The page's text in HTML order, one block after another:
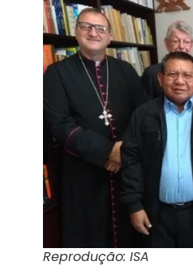
Reprodução: ISA